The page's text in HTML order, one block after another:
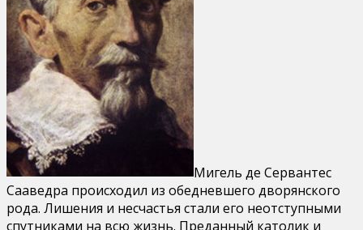
Мигель де Сервантес
Сааведра происходил из обедневшего дворянского
рода. Лишения и несчастья стали его неотступными
спутниками на всю жизнь. Преданный католик и